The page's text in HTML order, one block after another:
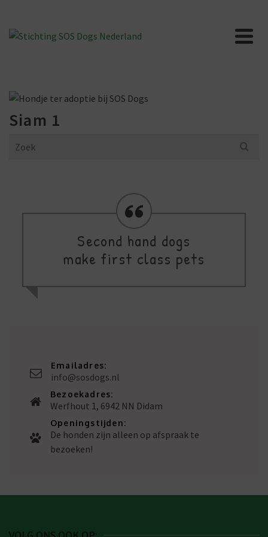
Siam 1
Search
Second hand dogs
make first class pets
Emailadres:
info@sosdogs.nl
Bezoekadres:
Werfhout 1, 6942 NN Didam
Openingstijden:
De honden zijn alleen op afspraak te
bezoeken!